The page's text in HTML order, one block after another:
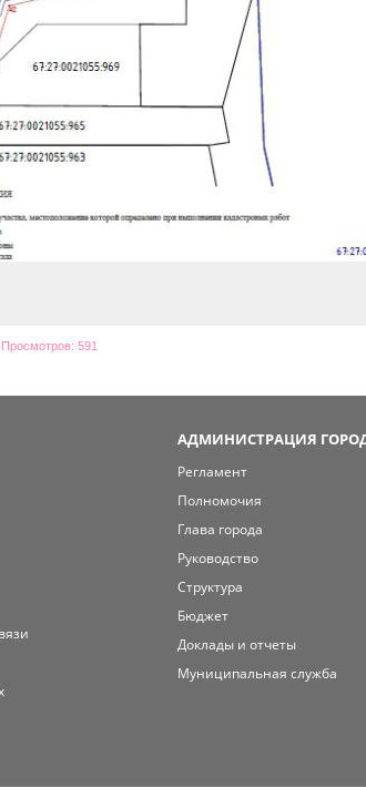
591
АДМИНИСТРАЦИЯ
Регламент
Полномочия
Глава города
Руководство
Структура
Бюджет
Доклады и отчеты
Муниципальная служба